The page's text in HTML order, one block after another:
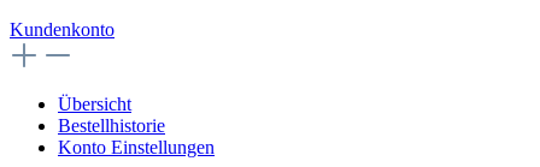
Kundenkonto
Übersicht
Bestellhistorie
Konto Einstellungen